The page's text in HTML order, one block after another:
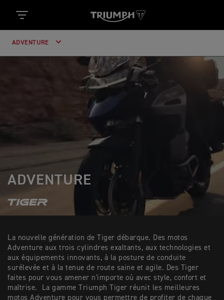
ADVENTURE
ADVENTURE
La nouvelle génération de Tiger débarque. Des motos
Adventure aux trois cylindres exaltants, aux technologies et
aux équipements innovants, à la posture de conduite
surélevée et à la tenue de route saine et agile. Des Tiger
faites pour vous amener n'importe où avec style, confort et
maîtrise. La gamme Triumph Tiger réunit les meilleures
motos Adventure pour vous permettre de profiter de chaque